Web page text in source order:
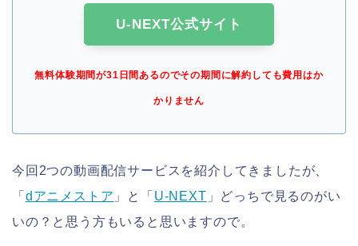
U-NEXT公式サイト
無料体験期間が31日間あるのでその期間に解約しても費用はか
かりません
今回2つの動画配信サービスを紹介してきましたが、
「 dアニメストア 」と「 U-NEXT 」どっちで見るのがい
いの？と思う方もいると思いますので。